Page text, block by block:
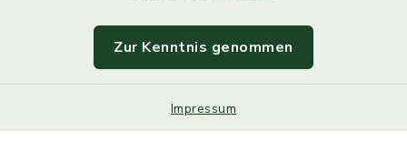
Zur Kenntnis genommen
Impressum
Impressum
Sitemap